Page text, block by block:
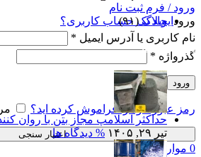
ورود / فرم ثبت نام
ورود ایجاد یک حساب کاربری؟
نام کاربری یا آدرس ایمیل *
گذرواژه *
ورود
رمز عبور خود را فراموش کرده اید؟
اعتبار سنجی
0 موارد 0
وبلاگ(۹۱)
پست های اخیر
حداکثر اسلامپ مجاز بتن با روان
تیر ۲۹, ۱۴۰۵
% دیدگاه ها